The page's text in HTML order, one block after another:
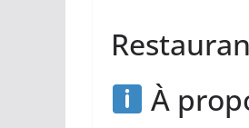
À